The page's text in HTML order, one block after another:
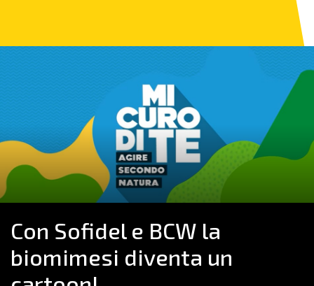
Con Sofidel e BCW la
biomimesi diventa un